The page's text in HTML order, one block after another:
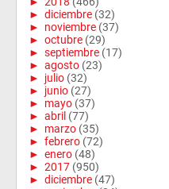
► diciembre (32)
► noviembre (37)
► octubre (29)
► septiembre (17)
► agosto (23)
► julio (32)
► junio (27)
► mayo (37)
► abril (77)
► marzo (35)
► febrero (72)
► enero (48)
► 2017 (950)
► diciembre (47)